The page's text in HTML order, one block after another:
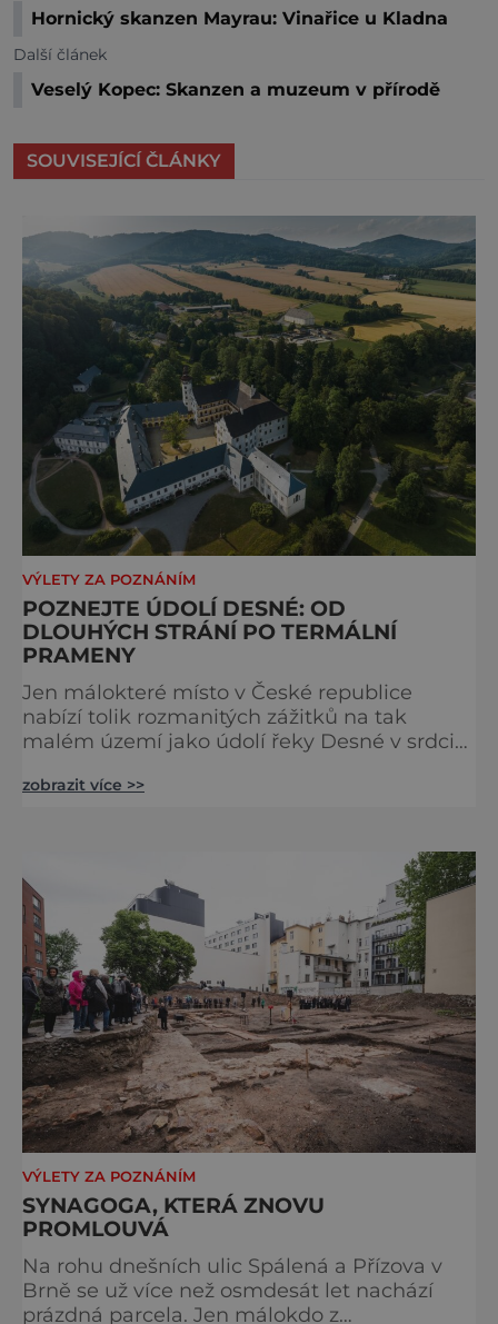
Hornický skanzen Mayrau: Vinařice u Kladna
Další článek
Veselý Kopec: Skanzen a muzeum v přírodě
SOUVISEJÍCÍ ČLÁNKY
VÝLETY ZA POZNÁNÍM
POZNEJTE ÚDOLÍ DESNÉ: OD
DLOUHÝCH STRÁNÍ PO TERMÁLNÍ
PRAMENY
Jen málokteré místo v České republice
nabízí tolik rozmanitých zážitků na tak
malém území jako údolí řeky Desné v srdci
nahlédnout do útrob jedné z
na koloběžce a den zakončit poznáváním
památek ve Velkých Losinách nebo v
termálním parku. [caption
id="attachment_92379" align="
zobrazit více >>
VÝLETY ZA POZNÁNÍM
SYNAGOGA, KTERÁ ZNOVU
PROMLOUVÁ
Na rohu dnešních ulic Spálená a Přízova v
Brně se už více než osmdesát let nachází
prázdná parcela. Jen málokdo z